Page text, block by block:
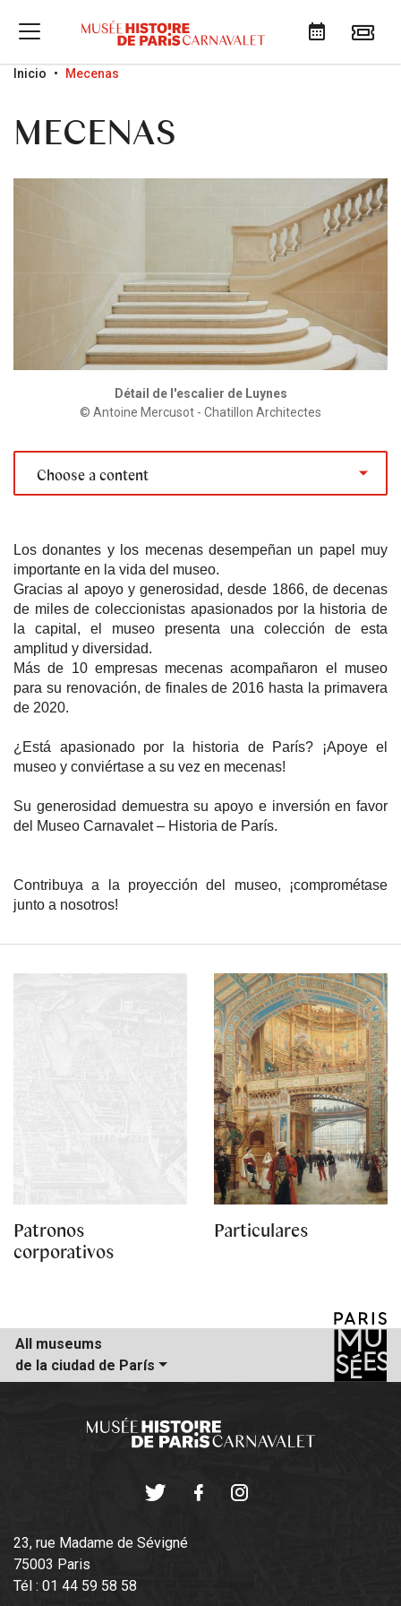
Go to menu
Go to content
Go to search
Inicio Mecenas
MECENAS
Détail de l'escalier de Luynes
© Antoine Mercusot - Chatillon Architectes
Choose a content
Los donantes y los mecenas desempeñan un papel muy
importante en la vida del museo.
Gracias al apoyo y generosidad, desde 1866, de decenas
de miles de coleccionistas apasionados por la historia de
la capital, el museo presenta una colección de esta
amplitud y diversidad.
Más de 10 empresas mecenas acompañaron el museo
para su renovación, de finales de 2016 hasta la primavera
de 2020.
¿Está apasionado por la historia de París? ¡Apoye el
museo y conviértase a su vez en mecenas!
Su generosidad demuestra su apoyo e inversión en favor
del Museo Carnavalet – Historia de París.
Contribuya a la proyección del museo, ¡comprométase
junto a nosotros!
Patronos
corporativos
Particulares
All museums
de la ciudad de París
23, rue Madame de Sévigné
75003 Paris
Tél : 01 44 59 58 58